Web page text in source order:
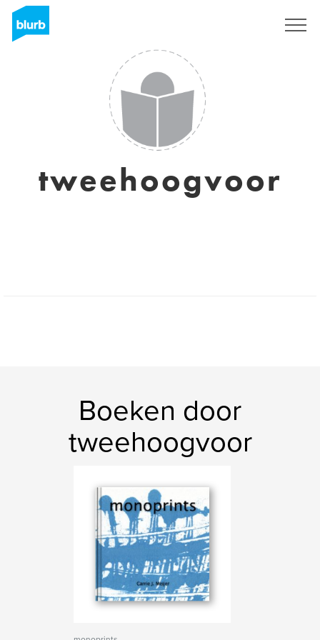
tweehoogvoor
Boeken door
tweehoogvoor